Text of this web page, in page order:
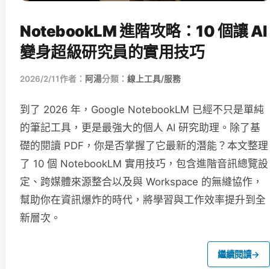
NotebookLM 進階攻略：10 個讓 AI
變身超級研究員的實用技巧
2026/2/11作者： 阿湯分類： 線上工具/服務
到了 2026 年，Google NotebookLM 已經不只是單純
的筆記工具，更是最強大的個人 AI 研究助理。除了基
礎的閱讀 PDF，你是否掌握了它最新的潛能？本文整理
了 10 個 NotebookLM 實用技巧，包含進階音訊總覽設
定、跨媒體來源整合以及與 Workspace 的無縫協作，
幫助你在資訊爆炸的時代，將學習與工作效率提升到全
新層次。
繼續閱讀→